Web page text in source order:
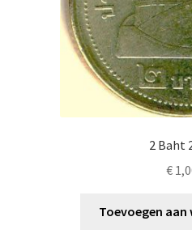
2 Baht
€
Toevoegen aan